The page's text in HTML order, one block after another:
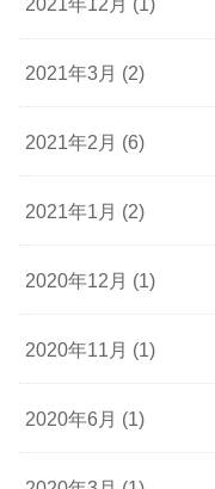
2021年3月 (2)
2021年2月 (6)
2021年1月 (2)
2020年12月 (1)
2020年11月 (1)
2020年6月 (1)